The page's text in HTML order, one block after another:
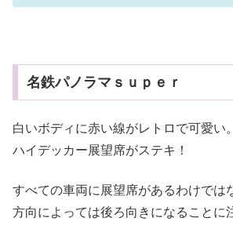
名鉄パノラマｓｕｐｅｒ
白いボディに赤い線がレトロで可愛い
ハイデッカー展望席がステキ！
すべての車両に展望席があるわけでは
方向によっては後ろ向きになることに